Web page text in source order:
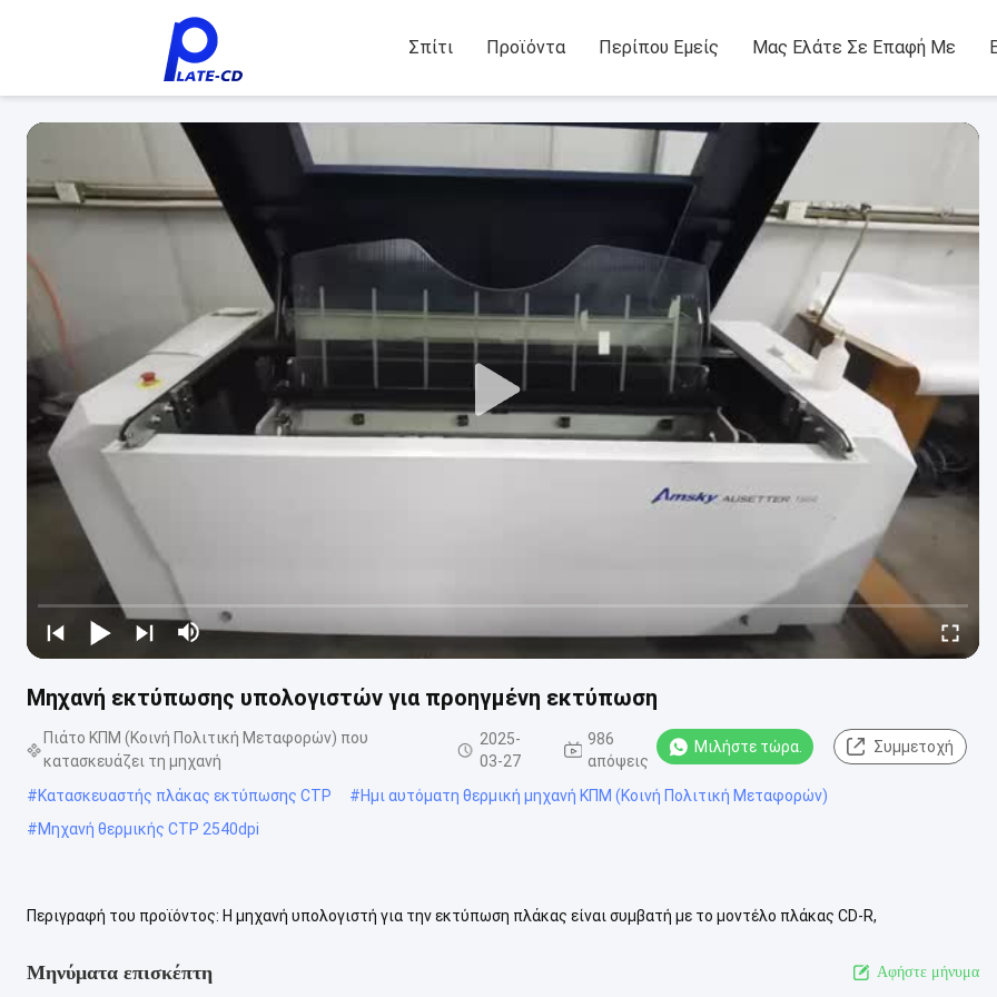
Σπίτι Προϊόντα Περίπου Εμείς Μας Ελάτε Σε Επαφή Με
Μηχανή εκτύπωσης υπολογιστών για προηγμένη εκτύπωση
Πιάτο ΚΠΜ (Κοινή Πολιτική Μεταφορών) που
κατασκευάζει τη μηχανή
2025-
03-27
986
απόψεις
Μιλήστε τώρα. Συμμετοχή
#Κατασκευαστής πλάκας εκτύπωσης CTP #Ημι αυτόματη θερμική μηχανή ΚΠΜ (Κοινή Πολιτική Μεταφορών)
#Μηχανή θερμικής CTP 2540dpi
Περιγραφή του προϊόντος: Η μηχανή υπολογιστή για την εκτύπωση πλάκας είναι συμβατή με το μοντέλο πλάκας CD-R,
Μηνύματα επισκέπτη Αφήστε μήνυμα